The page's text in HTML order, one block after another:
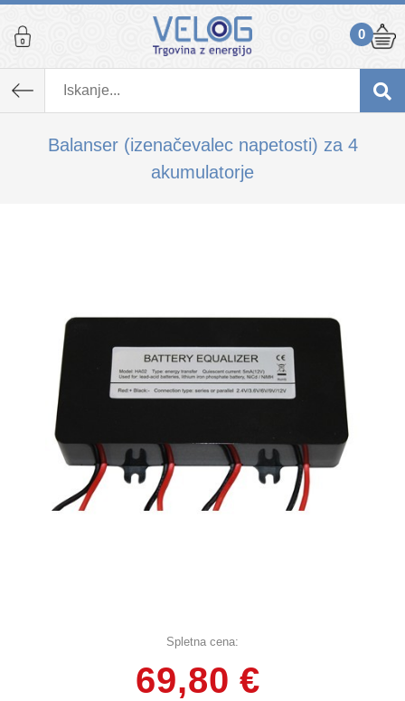
0
Balanser (izenačevalec napetosti) za 4
akumulatorje
Spletna cena:
69,80 €
K izdelku, ki ste ga dodali v košarico,
priporočamo tudi...